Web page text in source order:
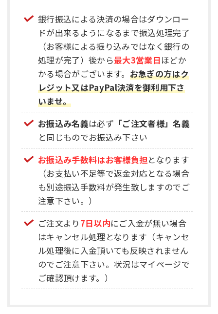
銀行振込による決済の場合はダウンロー
ドが出来るようになるまで振込処理完了
（お客様による振り込みではなく銀行の
処理が完了）後から最大3営業日ほどか
かる場合がございます。 お急ぎの方はク
レジット又はPayPal決済を御利用下さ
いませ。
お振込み名義は必ず 「ご注文者様」名義
と同じものでお振込み下さい
お振込み手数料はお客様負担となります
（お支払い不足等で返金対応となる場合
も別途振込手数料が発生致しますのでご
注意下さい。）
ご注文より 7日以内にご入金が無い場合
はキャンセル処理となります（キャンセ
ル処理後に入金頂いても反映されません
のでご注意下さい。状況はマイページで
ご確認頂けます。）